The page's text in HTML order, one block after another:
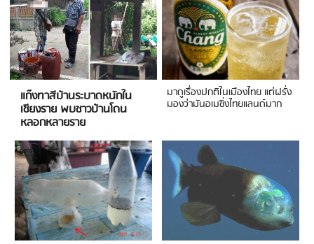
แก๊งทาสีบ้านระบาดหนักใน
เชียงราย พบชาวบ้านโดน
หลอกหลายราย
มาดูเรื่องปกติในเมืองไทย แต่ฝรั่ง
มองว่ามันอเมซิ่งไทยแลนด์มาก